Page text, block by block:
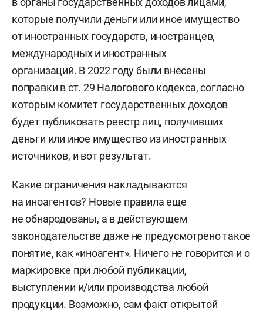
которые получили деньги или иное имущество
от иностранных государств, иностранцев,
международных и иностранных
организаций. В 2022 году были внесены
поправки в ст. 29 Налогового кодекса, согласно
которым комитет государственных доходов
будет публиковать реестр лиц, получивших
деньги или иное имущество из иностранных
источников, и вот результат.
Какие ограничения накладываются
на иноагентов? Новые правила еще
не обнародованы, а в действующем
законодательстве даже не предусмотрено такое
понятие, как «иноагент». Ничего не говорится и о
маркировке при любой публикации,
выступлении и/или производства любой
продукции. Возможно, сам факт открытой